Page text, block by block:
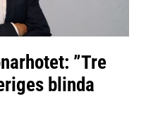
”Tre
blinda